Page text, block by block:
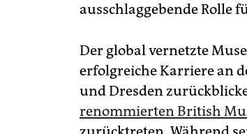
ausschlaggebende Rolle
Der global vernetzte
erfolgreiche Karriere an
und Dresden
renommierten British